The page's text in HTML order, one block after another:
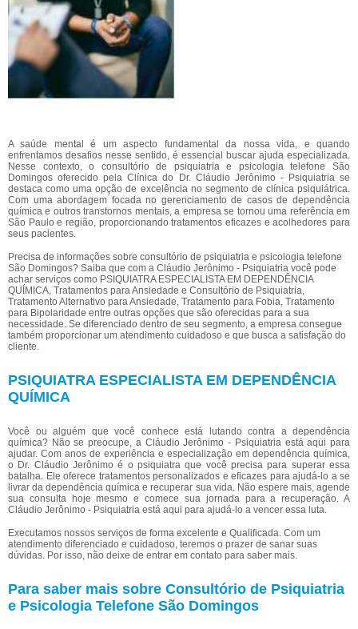
A saúde mental é um aspecto fundamental da nossa vida, e quando
enfrentamos desafios nesse sentido, é essencial buscar ajuda especializada.
Nesse contexto, o consultório de psiquiatria e psicologia telefone São
Domingos oferecido pela Clínica do Dr. Cláudio Jerônimo - Psiquiatria se
destaca como uma opção de excelência no segmento de clínica psiquiátrica.
Com uma abordagem focada no gerenciamento de casos de dependência
química e outros transtornos mentais, a empresa se tornou uma referência em
São Paulo e região, proporcionando tratamentos eficazes e acolhedores para
seus pacientes.
Precisa de informações sobre consultório de psiquiatria e psicologia telefone
São Domingos? Saiba que com a Cláudio Jerônimo - Psiquiatria você pode
achar serviços como PSIQUIATRA ESPECIALISTA EM DEPENDÊNCIA
QUÍMICA, Tratamentos para Ansiedade e Consultório de Psiquiatria,
Tratamento Alternativo para Ansiedade, Tratamento para Fobia, Tratamento
para Bipolaridade entre outras opções que são oferecidas para a sua
necessidade. Se diferenciado dentro de seu segmento, a empresa consegue
também proporcionar um atendimento cuidadoso e que busca a satisfação do
cliente.
PSIQUIATRA ESPECIALISTA EM DEPENDÊNCIA
QUÍMICA
Você ou alguém que você conhece está lutando contra a dependência
química? Não se preocupe, a Cláudio Jerônimo - Psiquiatria está aqui para
ajudar. Com anos de experiência e especialização em dependência química,
o Dr. Cláudio Jerônimo é o psiquiatra que você precisa para superar essa
batalha. Ele oferece tratamentos personalizados e eficazes para ajudá-lo a se
livrar da dependência química e recuperar sua vida. Não espere mais, agende
sua consulta hoje mesmo e comece sua jornada para a recuperação. A
Cláudio Jerônimo - Psiquiatria está aqui para ajudá-lo a vencer essa luta.
Executamos nossos serviços de forma excelente e Qualificada. Com um
atendimento diferenciado e cuidadoso, teremos o prazer de sanar suas
dúvidas. Por isso, não deixe de entrar em contato para saber mais.
Para saber mais sobre Consultório de Psiquiatria
e Psicologia Telefone São Domingos